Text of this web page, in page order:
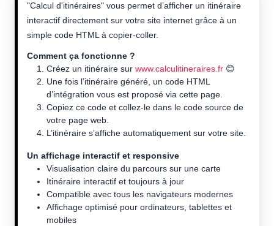
"Calcul d'itinéraires" vous permet d’afficher un itinéraire
interactif directement sur votre site internet grâce à un
simple code HTML à copier-coller.
Comment ça fonctionne ?
Créez un itinéraire sur www.calculitineraires.fr 😊
Une fois l’itinéraire généré, un code HTML
d’intégration vous est proposé via cette page.
Copiez ce code et collez-le dans le code source de
votre page web.
L’itinéraire s’affiche automatiquement sur votre site.
Un affichage interactif et responsive
Visualisation claire du parcours sur une carte
Itinéraire interactif et toujours à jour
Compatible avec tous les navigateurs modernes
Affichage optimisé pour ordinateurs, tablettes et
mobiles